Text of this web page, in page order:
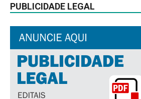
PUBLICIDADE LEGAL